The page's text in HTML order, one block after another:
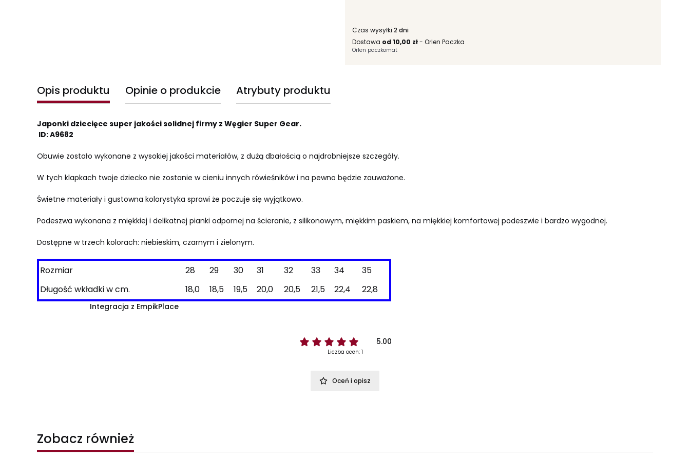
Czas wysyłki:2 dni
Dostawa od 10,00 zł- Orlen Paczka
Orlen paczkomat
Opis produktu Opinie o produkcie Atrybuty produktu
Japonki dziecięce super jakości solidnej firmy z Węgier Super Gear.
ID: A9682
Obuwie zostało wykonane z wysokiej jakości materiałów, z dużą dbałością o najdrobniejsze szczegóły.
W tych klapkach twoje dziecko nie zostanie w cieniu innych rówieśników i na pewno będzie zauważone.
Świetne materiały i gustowna kolorystyka sprawi że poczuje się wyjątkowo.
Podeszwa wykonana z miękkiej i delikatnej pianki odpornej na ścieranie, z silikonowym, miękkim paskiem, na miękkiej komfortowej podeszwie i bardzo wygodnej.
Dostępne w trzech kolorach: niebieskim, czarnym i zielonym.
Rozmiar 28 29 30 31 32 33 34
35
Długość wkładki w cm.
18,0 18,5 19,5 20,0 20,5 21,5 22,4 22,8
Integracja z EmpikPlace
5.00
Liczba ocen: 1
Oceń i opisz
Zobacz również